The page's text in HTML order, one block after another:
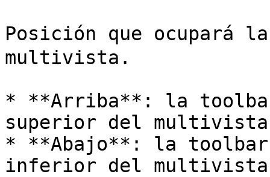
Posición que
multivista.
* **Arriba**: la
superior del
* **Abajo**: la toolbar
inferior del